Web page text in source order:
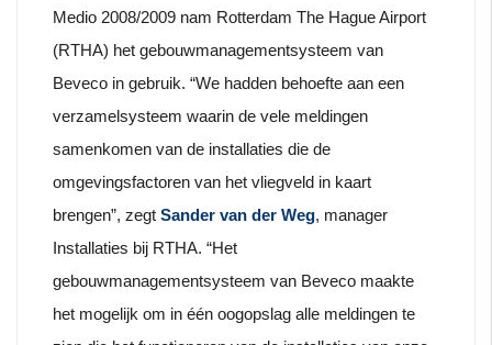
Medio 2008/2009 nam Rotterdam The Hague Airport
(RTHA) het gebouwmanagementsysteem van
Beveco in gebruik. “We hadden behoefte aan een
verzamelsysteem waarin de vele meldingen
samenkomen van de installaties die de
omgevingsfactoren van het vliegveld in kaart
brengen”, zegt Sander van der Weg, manager
Installaties bij RTHA. “Het
gebouwmanagementsysteem van Beveco maakte
het mogelijk om in één oogopslag alle meldingen te